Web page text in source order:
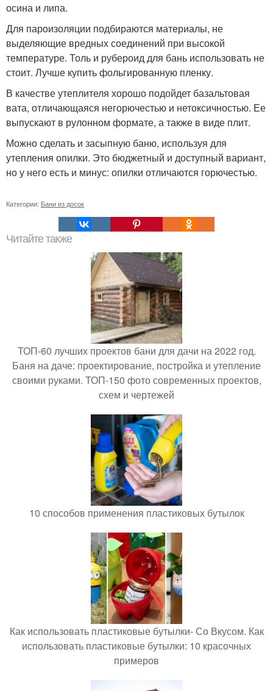
осина и липа.
Для пароизоляции подбираются материалы, не
выделяющие вредных соединений при высокой
температуре. Толь и рубероид для бань использовать не
стоит. Лучше купить фольгированную пленку.
В качестве утеплителя хорошо подойдет базальтовая
вата, отличающаяся негорючестью и нетоксичностью. Ее
выпускают в рулонном формате, а также в виде плит.
Можно сделать и засыпную баню, используя для
утепления опилки. Это бюджетный и доступный вариант,
но у него есть и минус: опилки отличаются горючестью.
Категории: Бани из досок
Читайте также
ТОП-60 лучших проектов бани для дачи на 2022 год.
Баня на даче: проектирование, постройка и утепление
своими руками. ТОП-150 фото современных проектов,
схем и чертежей
10 способов применения пластиковых бутылок
Как использовать пластиковые бутылки- Со Вкусом. Как
использовать пластиковые бутылки: 10 красочных
примеров